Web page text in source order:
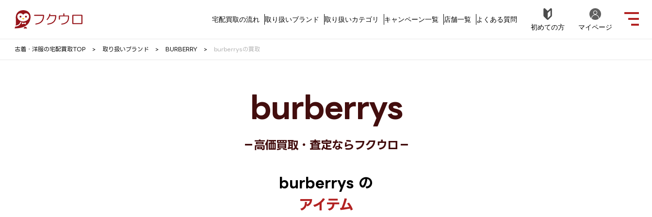
宅配買取の流れ 取り扱いブランド 取り扱いカテゴリ キャンペーン一覧 店舗一覧
よくある質問
初めての方
マイページ
古着・洋服の宅配買取TOP 取り扱いブランド BURBERRY burberrysの買取
burberrys
－高価買取・査定ならフクウロ－
burberrys の
アイテム